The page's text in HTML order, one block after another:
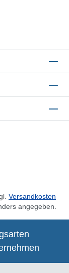
Versandkosten
angegeben.